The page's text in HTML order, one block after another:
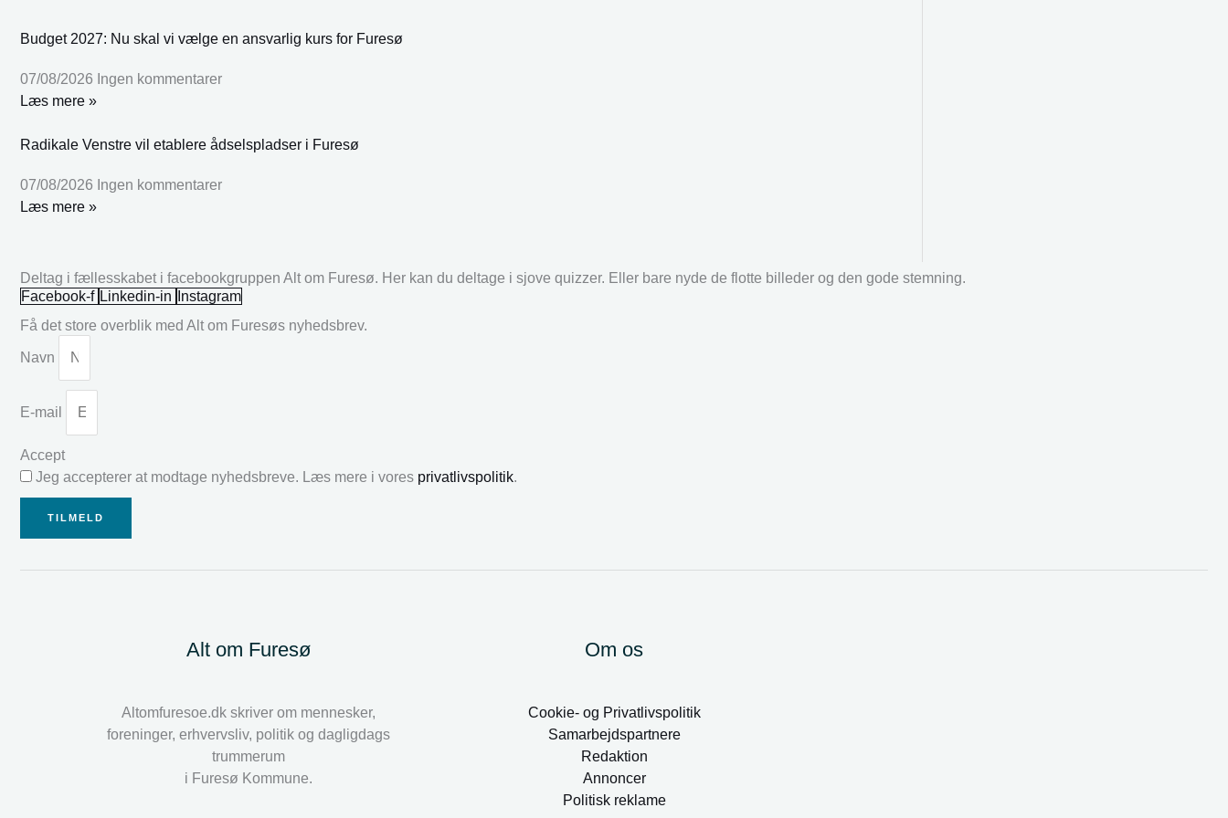
Budget 2027: Nu skal vi vælge en ansvarlig kurs for Furesø
07/08/2026 Ingen kommentarer
Læs mere »
Radikale Venstre vil etablere ådselspladser i Furesø
07/08/2026 Ingen kommentarer
Læs mere »
Deltag i fællesskabet i facebookgruppen Alt om Furesø. Her kan du deltage i sjove quizzer. Eller bare nyde de flotte billeder og den gode stemning.
Facebook-f Linkedin-in
Instagram
Få det store overblik med Alt om Furesøs nyhedsbrev.
Navn
E-mail
Accept
Jeg accepterer at modtage nyhedsbreve. Læs mere i vores privatlivspolitik.
TILMELD
Alt om Furesø
Altomfuresoe.dk skriver om mennesker,
foreninger, erhvervsliv, politik og dagligdags
trummerum
i Furesø Kommune.
Om os
Cookie- og Privatlivspolitik
Samarbejdspartnere
Redaktion
Annoncer
Politisk reklame